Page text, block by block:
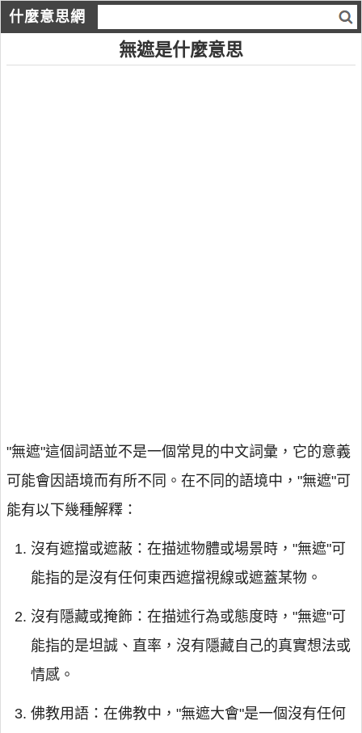
什麼意思網
無遮是什麼意思
"無遮"這個詞語並不是一個常見的中文詞彙，它的意義
可能會因語境而有所不同。在不同的語境中，"無遮"可
能有以下幾種解釋：
沒有遮擋或遮蔽：在描述物體或場景時，"無遮"可
能指的是沒有任何東西遮擋視線或遮蓋某物。
沒有隱藏或掩飾：在描述行為或態度時，"無遮"可
能指的是坦誠、直率，沒有隱藏自己的真實想法或
情感。
佛教用語：在佛教中，"無遮大會"是一個沒有任何